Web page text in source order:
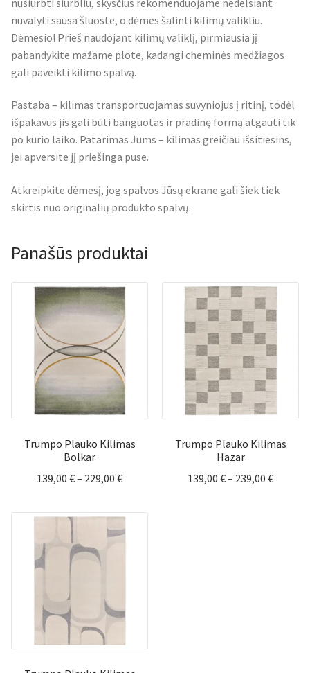
nuvalyti sausa šluoste, o dėmes šalinti kilimų valikliu.
Dėmesio! Prieš naudojant kilimų valiklį, pirmiausia jį
pabandykite mažame plote, kadangi cheminės medžiagos
gali paveikti kilimo spalvą.
Pastaba – kilimas transportuojamas suvyniojus į ritinį, todėl
išpakavus jis gali būti banguotas ir pradinę formą atgauti tik
po kurio laiko. Patarimas Jums – kilimas greičiau išsitiesins,
jei apversite jį priešinga puse.
Atkreipkite dėmesį, jog spalvos Jūsų ekrane gali šiek tiek
skirtis nuo originalių produkto spalvų.
Panašūs produktai
Trumpo Plauko Kilimas
Bolkar
139,00 €– 229,00 €Price
139,00 €
through
Trumpo Plauko Kilimas
Hazar
139,00 €– 239,00 €Price